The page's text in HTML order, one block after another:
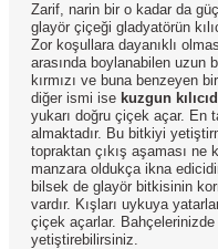
Zarif, narin bir o kadar da
glayör çiçeği gladyatörün
Zor koşullara dayanıklı
arasında boylanabilen uzun
kırmızı ve buna benzeyen
diğer ismi ise kuzgun
yukarı doğru çiçek açar. En
almaktadır. Bu bitkiyi
topraktan çıkış aşaması ne
manzara oldukça ikna
bilsek de glayör bitkisinin
vardır. Kışları uykuya
çiçek açarlar. Bahçelerinizde
yetiştirebilirsiniz.